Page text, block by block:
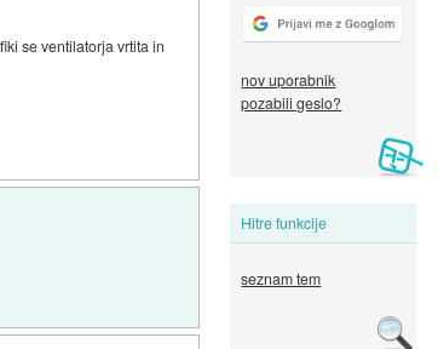
nov uporabnik
pozabili geslo?
Hitre funkcije
seznam tem
se ventilatorja vrtita in